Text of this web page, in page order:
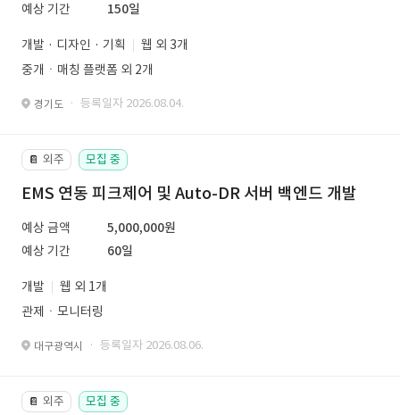
예상 기간
150일
개발 · 디자인 · 기획
웹 외 3개
중개ㆍ매칭 플랫폼 외 2개
경기도 · 등록일자 2026.08.04.
📔 외주 모집 중
EMS 연동 피크제어 및 Auto-DR 서버 백엔드 개발
예상 금액
5,000,000원
예상 기간
60일
개발
웹 외 1개
관제ㆍ모니터링
대구광역시 · 등록일자 2026.08.06.
📔 외주 모집 중